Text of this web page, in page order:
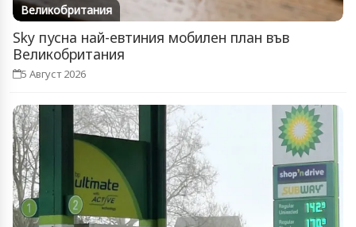
Великобритания
Sky пусна най-евтиния мобилен план във
Великобритания
5 Август 2026